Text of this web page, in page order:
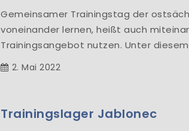
Gemeinsamer Trainingstag der
voneinander lernen, heißt auch
Trainingsangebot nutzen. Unter
2. Mai 2022
Trainingslager Jablonec